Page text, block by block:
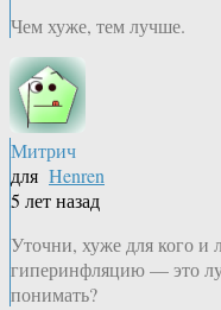
Чем хуже, тем лучше.
Митрич
для Henren
5 лет назад
Уточни, хуже для кого и
гиперинфляцию — это
понимать?